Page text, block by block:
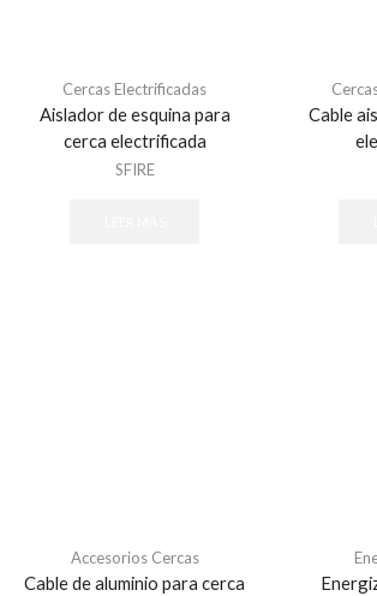
Cercas Electrificadas
Aislador de esquina para
cerca electrificada
SFIRE
Cable
Accesorios Cercas
Cable de aluminio para cerca